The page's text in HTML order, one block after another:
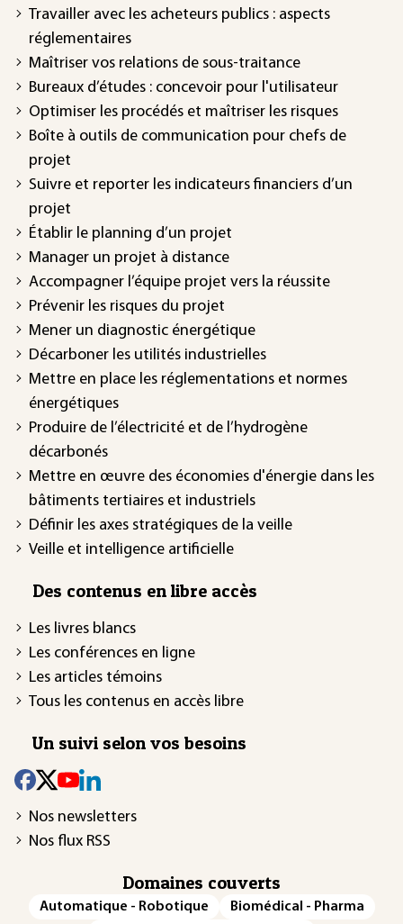
Travailler avec les acheteurs publics : aspects
réglementaires
Maîtriser vos relations de sous-traitance
Bureaux d’études : concevoir pour l'utilisateur
Optimiser les procédés et maîtriser les risques
Boîte à outils de communication pour chefs de
projet
Suivre et reporter les indicateurs financiers d’un
projet
Établir le planning d’un projet
Manager un projet à distance
Accompagner l’équipe projet vers la réussite
Prévenir les risques du projet
Mener un diagnostic énergétique
Décarboner les utilités industrielles
Mettre en place les réglementations et normes
énergétiques
Produire de l’électricité et de l’hydrogène
décarbonés
Mettre en œuvre des économies d'énergie dans les
bâtiments tertiaires et industriels
Définir les axes stratégiques de la veille
Veille et intelligence artificielle
Des contenus en libre accès
Les livres blancs
Les conférences en ligne
Les articles témoins
Tous les contenus en accès libre
Un suivi selon vos besoins
Nos newsletters
Nos flux RSS
Domaines couverts
Automatique - Robotique
Biomédical - Pharma